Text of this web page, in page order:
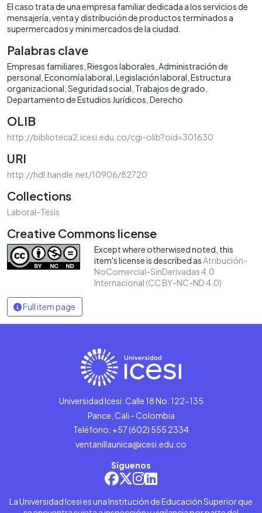
El caso trata de una empresa familiar dedicada a los servicios de
mensajería, venta y distribución de productos terminados a
supermercados y mini mercados de la ciudad.
Palabras clave
Empresas familiares Riesgos laborales Administración de
personal Economía laboral Legislación laboral Estructura
organizacional Seguridad social Trabajos de grado
Departamento de Estudios Jurídicos Derecho
OLIB
http://biblioteca2.icesi.edu.co/cgi-olib?oid=301630
URI
http://hdl.handle.net/10906/82720
Collections
Laboral-Tesis
Creative Commons license
Except where otherwised noted, this
item's license is described asAtribución-
NoComercial-SinDerivadas 4.0
Internacional (CC BY-NC-ND 4.0)
Full item page
Universidad Icesi: Calle 18 No. 122-135
Pance, Cali - Colombia
Teléfono: +57 (602) 555 2334
ventanillaunica@icesi.edu.co
Síguenos
La Universidad Icesi es una Institución de Educación Superior que